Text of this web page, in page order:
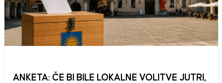
ANKETA: ČE BI BILE LOKALNE VOLITVE JUTRI,